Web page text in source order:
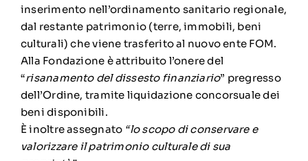
inserimento nell’ordinamento sanitario regionale,
dal restante patrimonio (terre, immobili, beni
culturali) che viene trasferito al nuovo ente FOM.
Alla Fondazione è attribuito l’onere del
“risanamento del dissesto finanziario” pregresso
dell’Ordine, tramite liquidazione concorsuale dei
beni disponibili.
È inoltre assegnato “lo scopo di conservare e
valorizzare il patrimonio culturale di sua